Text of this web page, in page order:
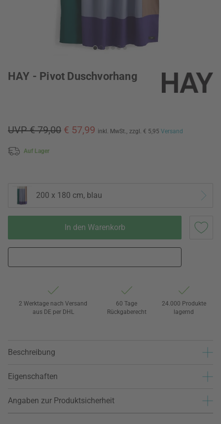
HAY - Pivot Duschvorhang
UVP € 79,00 € 57,99 inkl. MwSt., zzgl. € 5,95 Versand
Auf Lager
200 x 180 cm, blau
In den Warenkorb
2 Werktage nach Versand
aus DE per DHL
60 Tage
Rückgaberecht
24.000 Produkte
lagernd
Beschreibung
Eigenschaften
Angaben zur Produktsicherheit